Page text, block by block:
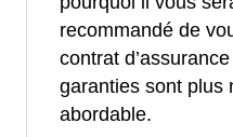
recommandé de
contrat
garanties sont plus
abordable.